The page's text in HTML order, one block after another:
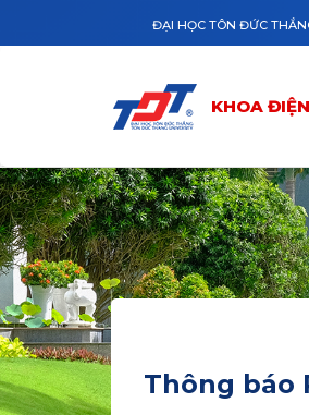
ĐẠI HỌC TÔN ĐỨC
KHOA
Thông báo